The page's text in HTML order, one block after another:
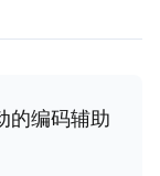
的编码辅助